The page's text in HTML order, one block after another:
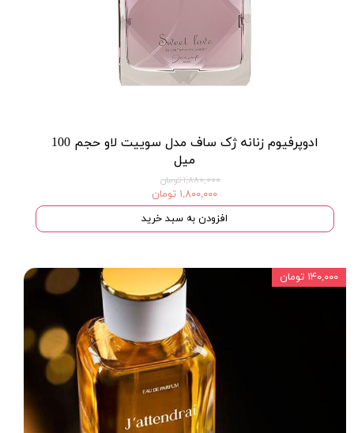
ادوپرفیوم زنانه ژک ساف مدل سوییت لاو حجم 100
میل
۱,۸۸۰,۰۰۰ تومان
۱,۸۰۰,۰۰۰ تومان
افزودن به سبد خرید
۱۴۰,۰۰۰ تومان